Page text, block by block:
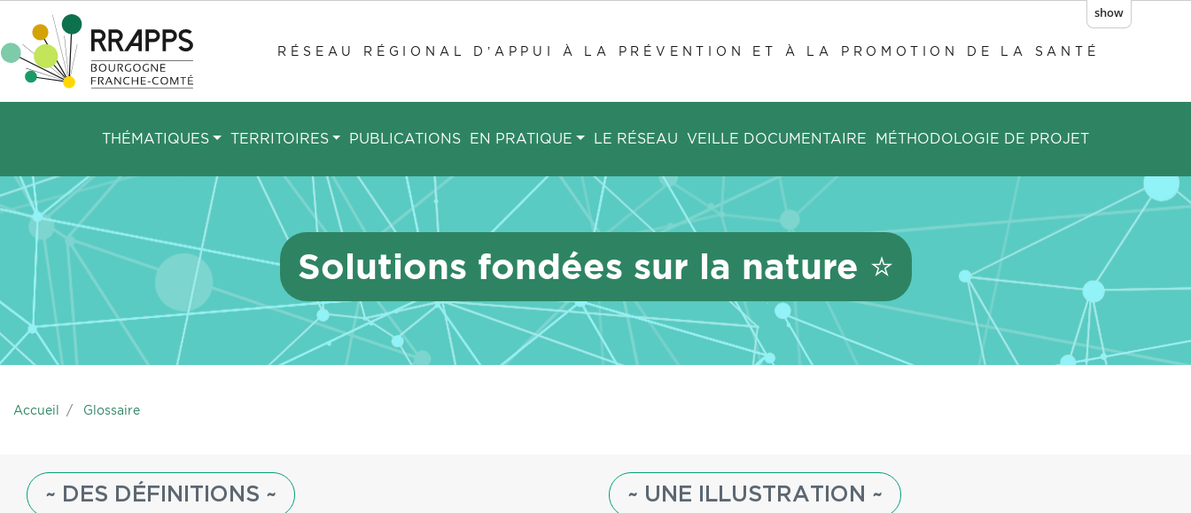
contenu
principal
show
RÉSEAU RÉGIONAL D’APPUI À LA PRÉVENTION ET À LA PROMOTION DE LA SANTÉ
THÉMATIQUES TERRITOIRES PUBLICATIONS EN PRATIQUE LE RÉSEAU VEILLE DOCUMENTAIRE MÉTHODOLOGIE DE PROJET
Solutions fondées sur la nature ⭐
Accueil Glossaire
~ DES DÉFINITIONS ~ ~ UNE ILLUSTRATION ~